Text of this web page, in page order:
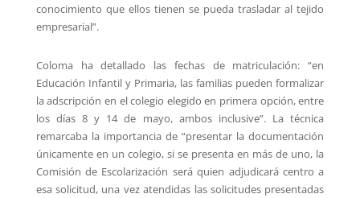
conocimiento que ellos tienen se pueda trasladar al tejido
empresarial”.
Coloma ha detallado las fechas de matriculación: “en
Educación Infantil y Primaria, las familias pueden formalizar
la adscripción en el colegio elegido en primera opción, entre
los días 8 y 14 de mayo, ambos inclusive”. La técnica
remarcaba la importancia de “presentar la documentación
únicamente en un colegio, si se presenta en más de uno, la
Comisión de Escolarización será quien adjudicará centro a
esa solicitud, una vez atendidas las solicitudes presentadas